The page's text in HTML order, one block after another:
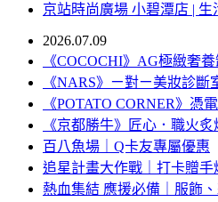
京站時尚廣場 小碧潭店 | 生
2026.07.09
《COCOCHI》AG極緻奢
《NARS》ㄧ對ㄧ美妝診斷
《POTATO CORNER》憑
《京都勝牛》匠心．職火
百八魚場｜Q卡友專屬優惠
追星計畫大作戰｜打卡贈手
熱血集結 應援必備｜服飾